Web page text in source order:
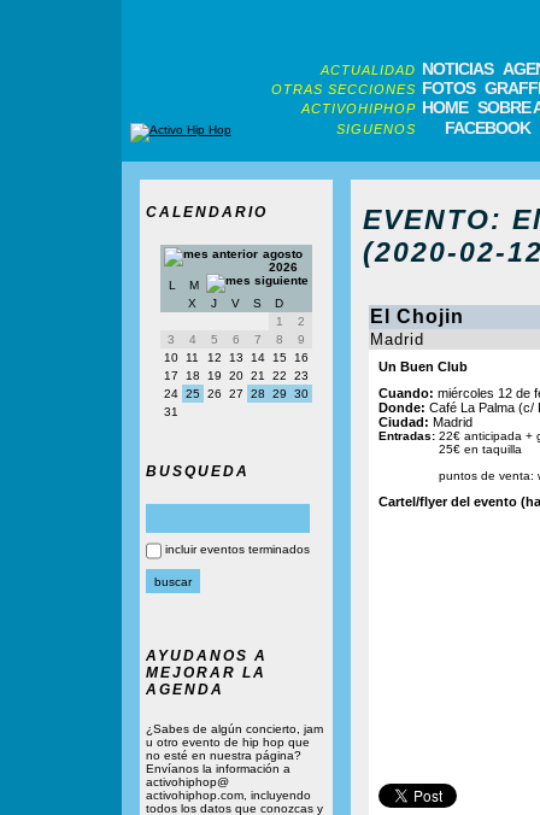
ACTUALIDAD NOTICIAS
OTRAS SECCIONES FOTOS
ACTIVOHIPHOP HOME SOBRE
SIGUENOS FACEBOOK
CALENDARIO
agosto
2026
L
M
X
J V S
D
1
2
3
4 5 6 7 8
9
10
11 12 13 14 15
16
17
18 19 20 21 22
23
24 25 26 27 28 29
30
31
BUSQUEDA
incluir eventos terminados
AYUDANOS A
MEJORAR LA
AGENDA
¿Sabes de algún concierto, jam
u otro evento de hip hop que
no esté en nuestra página?
Envíanos la información a
activohiphop@
activohiphop.com, incluyendo
todos los datos que conozcas y
EVENTO:
(2020-02-
El Chojin
Madrid
Un Buen Club
Cuando: miércoles 12 de
Donde: Café La Palma (c/
Ciudad: Madrid
Entradas: 22€ anticipada +
25€ en taquilla
puntos de venta:
Cartel/flyer del evento